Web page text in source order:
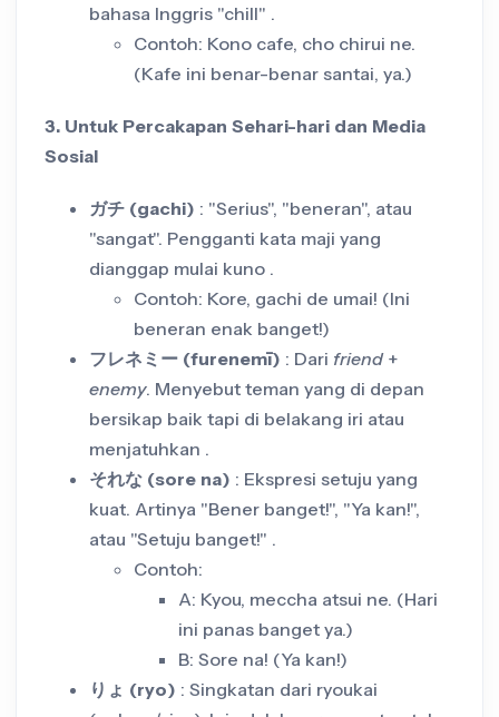
bahasa Inggris "chill" .
Contoh: Kono cafe, cho chirui ne.
(Kafe ini benar-benar santai, ya.)
3. Untuk Percakapan Sehari-hari dan Media
Sosial
ガチ (gachi) : "Serius", "beneran", atau
"sangat". Pengganti kata maji yang
dianggap mulai kuno .
Contoh: Kore, gachi de umai! (Ini
beneran enak banget!)
フレネミー (furenemī) : Dari friend+
enemy. Menyebut teman yang di depan
bersikap baik tapi di belakang iri atau
menjatuhkan .
それな (sore na) : Ekspresi setuju yang
kuat. Artinya "Bener banget!", "Ya kan!",
atau "Setuju banget!" .
Contoh:
A: Kyou, meccha atsui ne. (Hari
ini panas banget ya.)
B: Sore na! (Ya kan!)
りょ (ryo) : Singkatan dari ryoukai